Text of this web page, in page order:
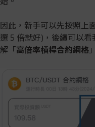
因此，新手可以先按照上
選 5 倍就好)，後續可以
解「高倍率槓桿合約網格